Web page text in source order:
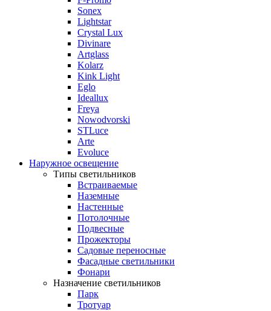
Sonex
Lightstar
Crystal Lux
Divinare
Artglass
Kolarz
Kink Light
Eglo
Ideallux
Freya
Nowodvorski
STLuce
Arte
Evoluce
Наружное освещение
Типы светильников
Встраиваемые
Наземные
Настенные
Потолочные
Подвесные
Прожекторы
Садовые переносные
Фасадные светильники
Фонари
Назначение светильников
Парк
Тротуар